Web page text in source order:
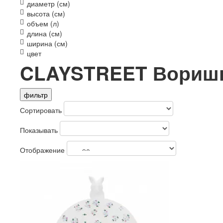
диаметр (см)
высота (см)
объем (л)
длина (см)
ширина (см)
цвет
CLAYSTREET
фильтр
Сортировать
Показывать
Отображение